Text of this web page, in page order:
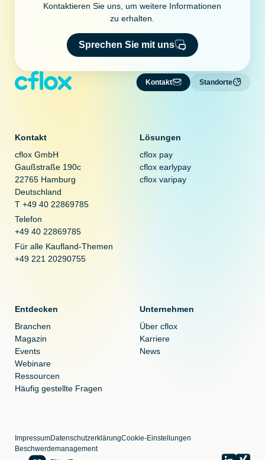
Kontaktieren Sie uns, um weitere Informationen
zu erhalten.
Sprechen Sie mit uns
Kontakt Standorte
Kontakt
cflox GmbH
Gaußstraße 190c
22765 Hamburg
Deutschland
T +49 40 22869785
Telefon
+49 40 22869785
Für alle Kaufland-Themen
+49 221 20290755
Lösungen
cflox pay
cflox earlypay
cflox varipay
Entdecken
Branchen
Magazin
Events
Webinare
Ressourcen
Häufig gestellte Fragen
Unternehmen
Über cflox
Karriere
News
ImpressumDatenschutzerklärungCookie-Einstellungen
Beschwerdemanagement